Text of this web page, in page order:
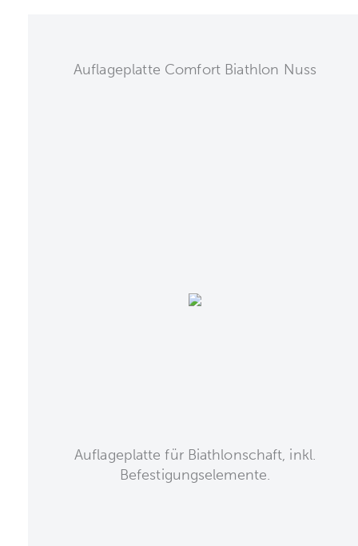
Auflageplatte Comfort Biathlon Nuss
Auflageplatte für Biathlonschaft, inkl.
Befestigungselemente.